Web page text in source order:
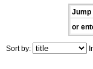
Jump
or
Sort by: